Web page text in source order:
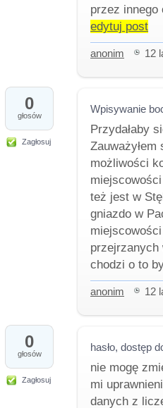
przez innego
edytuj post
anonim 12
0
głosów
Zagłosuj
Wpisywanie
Przydałaby
możliwości
też jest w
gniazdo w
przejrzanych
chodzi o to
anonim 12
0
głosów
Zagłosuj
hasło, dostęp
nie mogę
mi
danych z